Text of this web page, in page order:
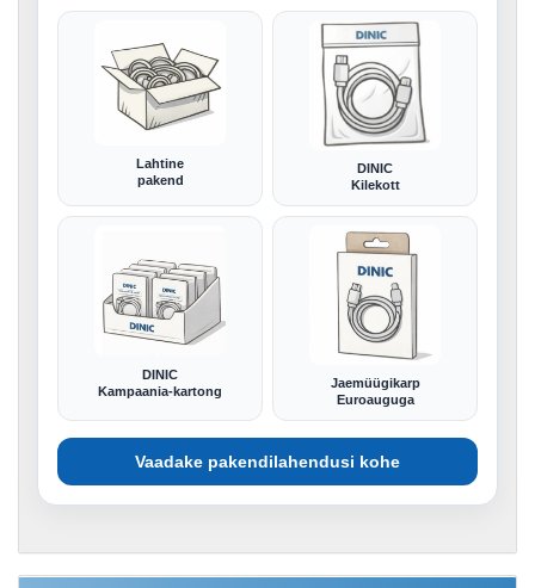
Lahtine
pakend
DINIC
Kilekott
DINIC
Kampaania-kartong
Jaemüügikarp
Euroauguga
Vaadake pakendilahendusi kohe